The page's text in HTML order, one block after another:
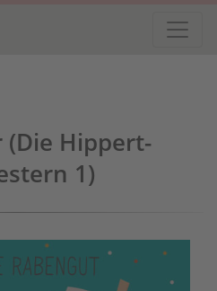
(Die Hippert-
1)